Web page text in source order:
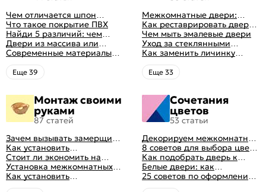
Чем отличается шпон
натуральный от шпона
файн-лайн
Что такое покрытие ПВХ
Найди 5 различий: чем
отличаются двери пвх от
ламинированных
Двери из массива или
шпона: какие лучше
выбрать
Современные материалы
межкомнатных дверей,
виды межкомнатных
дверей по материалу
Eще 39
Межкомнатные двери:
правила ухода
Как реставрировать дверь в
домашних условиях
Чем мыть эмалевые двери
Уход за стеклянными
дверями
Как заменить личинку
замка самостоятельно
Eще 33
Монтаж своими
руками
87 статей
Зачем вызывать замерщика
для установки дверей
Как установить
межкомнатную дверь
самостоятельно: советы
профессионала
Стоит ли экономить на
установке дверей
Установка межкомнатных
дверей своими руками:
правила монтажа,
Как установить
металлические двери в
Сочетания
цветов
53 статьи
Декорируем межкомнатные
двери в стиле винтаж
своими руками (с
оригинальными фото-
идеями)
8 советов для выбора цвета
межкомнатных дверей
Как подобрать дверь к
интерьеру квартиры
Белые двери: как
гармонично вписать их в
интерьер
25 советов по оформлению
дверного проема без двери